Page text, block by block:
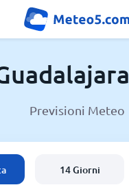
Previsioni Meteo
14 Giorni